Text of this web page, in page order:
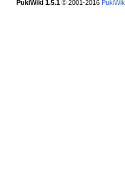
PukiWiki 1.5.1© 2001-2016